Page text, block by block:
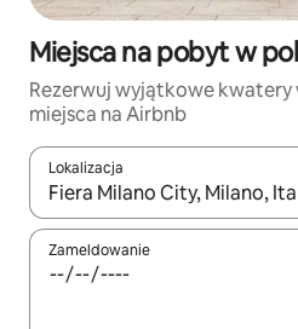
Miejsca na pobyt w
Rezerwuj wyjątkowe kwatery
miejsca na Airbnb
Lokalizacja
Gdy wyniki będą dostępne,
Zameldowanie